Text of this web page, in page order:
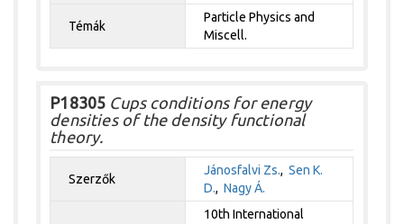
Témák
Particle Physics and
Miscell.
P18305 Cups conditions for energy
densities of the density functional
theory.
Szerzők
Jánosfalvi Zs.,Sen K.
D.,Nagy Á.
10th International